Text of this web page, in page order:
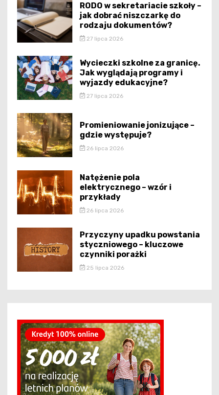
RODO w sekretariacie szkoły –
jak dobrać niszczarkę do
rodzaju dokumentów?
27 lipca 2026
Wycieczki szkolne za granicę.
Jak wyglądają programy i
wyjazdy edukacyjne?
27 lipca 2026
Promieniowanie jonizujące –
gdzie występuje?
26 lipca 2026
Natężenie pola
elektrycznego – wzór i
przykłady
26 lipca 2026
Przyczyny upadku powstania
styczniowego – kluczowe
czynniki porażki
25 lipca 2026